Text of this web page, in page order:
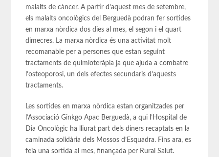
malalts de càncer. A partir d’aquest mes de setembre,
els malalts oncològics del Berguedà podran fer sortides
en marxa nòrdica dos dies al mes, el segon i el quart
dimecres. La marxa nòrdica és una activitat molt
recomanable per a persones que estan seguint
tractaments de quimioteràpia ja que ajuda a combatre
l’osteoporosi, un dels efectes secundaris d’aquests
tractaments.
Les sortides en marxa nòrdica estan organitzades per
l’Associació Ginkgo Apac Berguedà, a qui l’Hospital de
Dia Oncològic ha lliurat part dels diners recaptats en la
caminada solidària dels Mossos d’Esquadra. Fins ara, es
feia una sortida al mes, finançada per Rural Salut.